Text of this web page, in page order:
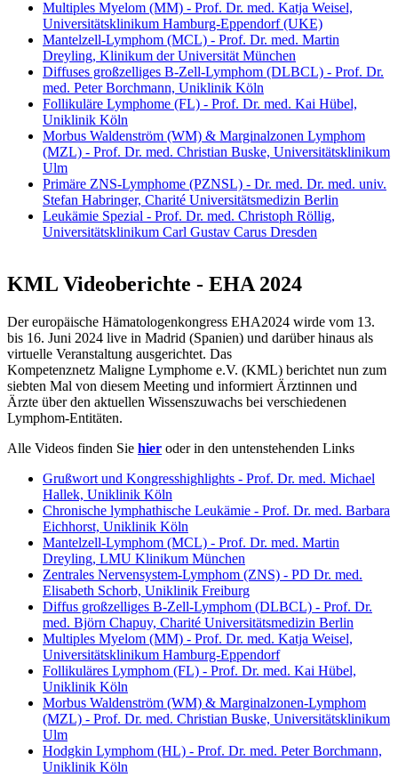
Multiples Myelom (MM) - Prof. Dr. med. Katja Weisel,
Universitätsklinikum Hamburg-Eppendorf (UKE)
Mantelzell-Lymphom (MCL) - Prof. Dr. med. Martin
Dreyling, Klinikum der Universität München
Diffuses großzelliges B-Zell-Lymphom (DLBCL) - Prof. Dr.
med. Peter Borchmann, Uniklinik Köln
Follikuläre Lymphome (FL) - Prof. Dr. med. Kai Hübel,
Uniklinik Köln
Morbus Waldenström (WM) & Marginalzonen Lymphom
(MZL) - Prof. Dr. med. Christian Buske, Universitätsklinikum
Ulm
Primäre ZNS-Lymphome (PZNSL) - Dr. med. Dr. med. univ.
Stefan Habringer, Charité Universitätsmedizin Berlin
Leukämie Spezial - Prof. Dr. med. Christoph Röllig,
Universitätsklinikum Carl Gustav Carus Dresden
KML Videoberichte - EHA 2024
Der europäische Hämatologenkongress EHA2024 wirde vom 13.
bis 16. Juni 2024 live in Madrid (Spanien) und darüber hinaus als
virtuelle Veranstaltung ausgerichtet. Das
Kompetenznetz Maligne Lymphome e.V. (KML) berichtet nun zum
siebten Mal von diesem Meeting und informiert Ärztinnen und
Ärzte über den aktuellen Wissenszuwachs bei verschiedenen
Lymphom-Entitäten.
Alle Videos finden Sie hier oder in den untenstehenden Links
Grußwort und Kongresshighlights - Prof. Dr. med. Michael
Hallek, Uniklinik Köln
Chronische lymphathische Leukämie - Prof. Dr. med. Barbara
Eichhorst, Uniklinik Köln
Mantelzell-Lymphom (MCL) - Prof. Dr. med. Martin
Dreyling, LMU Klinikum München
Zentrales Nervensystem-Lymphom (ZNS) - PD Dr. med.
Elisabeth Schorb, Uniklinik Freiburg
Diffus großzelliges B-Zell-Lymphom (DLBCL) - Prof. Dr.
med. Björn Chapuy, Charité Universitätsmedizin Berlin
Multiples Myelom (MM) - Prof. Dr. med. Katja Weisel,
Universitätsklinikum Hamburg-Eppendorf
Follikuläres Lymphom (FL) - Prof. Dr. med. Kai Hübel,
Uniklinik Köln
Morbus Waldenström (WM) & Marginalzonen-Lymphom
(MZL) - Prof. Dr. med. Christian Buske, Universitätsklinikum
Ulm
Hodgkin Lymphom (HL) - Prof. Dr. med. Peter Borchmann,
Uniklinik Köln